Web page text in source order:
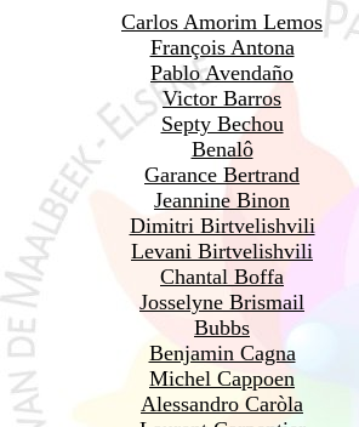
Carlos Amorim Lemos
François Antona
Pablo Avendaño
Victor Barros
Septy Bechou
Benalô
Garance Bertrand
Jeannine Binon
Dimitri Birtvelishvili
Levani Birtvelishvili
Chantal Boffa
Josselyne Brismail
Bubbs
Benjamin Cagna
Michel Cappoen
Alessandro Caròla